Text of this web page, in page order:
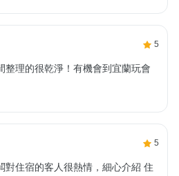
5
整理的很乾淨！有機會到宜蘭玩會
5
對住宿的客人很熱情，細心介紹 住